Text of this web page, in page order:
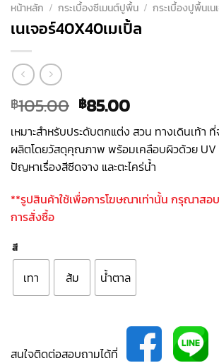
หน้าหลัก / กระเบื้องซีเมนต์ปูพื้น / กระเบื้องปูพื้นเน
เนเจอร์40X40เมเปิ้ล
฿105.00 Original
price
was:
฿105.00.
฿85.00Current
is:
฿85.00.
เหมาะสำหรับประดับตกแต่ง สวน ทางเดินเท้า
ผลิตโดยวัสดุคุณภาพ พร้อมเคลือบผิวด้วย
ปัญหาเรื่องสีซีดจาง และตะไคร่น้ำ
**รูปสินค้าใช้เพื่อการโฆษณาเท่านั้น กรุณาส
การสั่งซื้อ
สี
เทา ส้ม น้ำตาล
สนใจติดต่อสอบถามได้ที่